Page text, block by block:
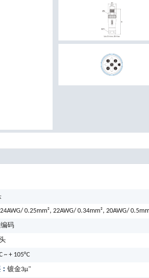
24AWG/ 0.25mm², 22AWG/ 0.34mm², 20AWG/
码
~ + 105°C
镀金3μ"